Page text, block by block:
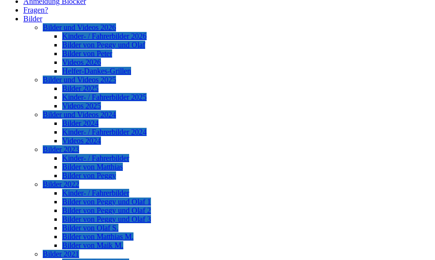
Fragen?
Bilder
Bilder und Videos 2026
Kinder- / Fahrerbilder 2026
Bilder von Peggy und Olaf
Bilder von Peter
Videos 2026
Helfer-Dankes-Grillen
Bilder und Videos 2025
Bilder 2025
Kinder- / Fahrerbilder 2025
Videos 2025
Bilder und Videos 2024
Bilder 2024
Kinder- / Fahrerbilder 2024
Videos 2024
Bilder 2023
Kinder- / Fahrerbilder
Bilder von Matthias
Bilder von Peggy
Bilder 2022
Kinder- / Fahrerbilder
Bilder von Peggy und Olaf 1
Bilder von Peggy und Olaf 2
Bilder von Peggy und Olaf 3
Bilder von Olaf S.
Bilder von Matthias M.
Bilder von Maik M.
Bilder 2021